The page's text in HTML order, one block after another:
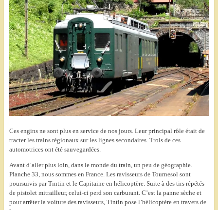
Ces engins ne sont plus en service de nos jours. Leur principal rôle était de
tracter les trains régionaux sur les lignes secondaires. Trois de ces
automotrices ont été sauvegardées.
Avant d’aller plus loin, dans le monde du train, un peu de géographie.
Planche 33, nous sommes en France. Les ravisseurs de Tournesol sont
poursuivis par Tintin et le Capitaine en hélicoptère. Suite à des tirs répétés
de pistolet mitrailleur, celui-ci perd son carburant. C’est la panne sèche et
pour arrêter la voiture des ravisseurs, Tintin pose l’hélicoptère en travers de